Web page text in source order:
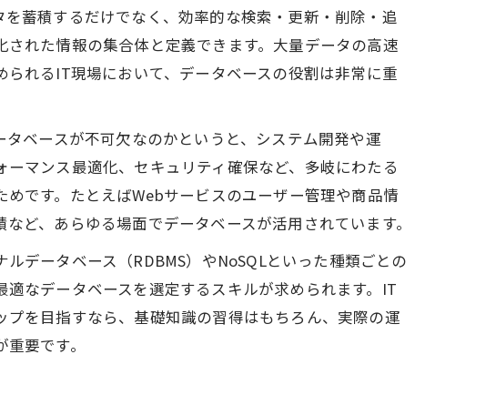
ース例
用法
要性
れ
介
実例
蓄積するだけでなく、効率的な検索・更新・削除・追
れた情報の集合体と定義できます。大量データの高速
れるIT現場において、データベースの役割は非常に重
ベースが不可欠なのかというと、システム開発や運
マンス最適化、セキュリティ確保など、多岐にわたる
です。たとえばWebサービスのユーザー管理や商品情
ど、あらゆる場面でデータベースが活用されています。
データベース（RDBMS）やNoSQLといった種類ごとの
なデータベースを選定するスキルが求められます。IT
プを目指すなら、基礎知識の習得はもちろん、実際の運
要です。